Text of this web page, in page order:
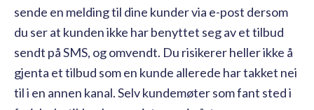
sende en melding til dine kunder via e-post dersom
du ser at kunden ikke har benyttet seg av et tilbud
sendt på SMS, og omvendt. Du risikerer heller ikke å
gjenta et tilbud som en kunde allerede har takket nei
til i en annen kanal. Selv kundemøter som fant sted i